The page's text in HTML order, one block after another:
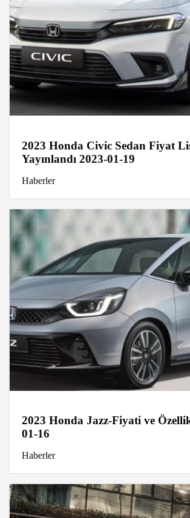
2023 Honda Civic Sedan Fiyat
Yayınlandı 2023-01-19
Haberler
2023 Honda Jazz-Fiyati ve
01-16
Haberler